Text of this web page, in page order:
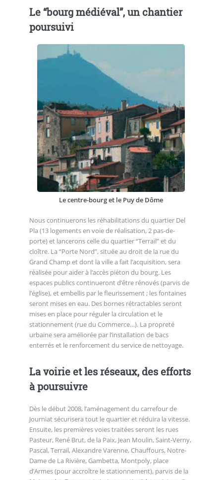
Le “bourg médiéval”, un chantier
poursuivi
Le centre-bourg et le Puy de Dôme
Nous continuerons les réhabilitations du quartier Del
Pla (13 logements en voie de réalisation, 2 pas-de-
porte) et lancerons celle du quartier “Terrail” et du
cloître. La “Porte Nord”, située au droit de la rue du
Grand Champ et dont la ville a fait l’acquisition, sera
réalisée pour aider à l’accès piéton du bourg. Les
espaces publics continueront d’être rénovés (parvis de
l’église), et embellis par le fleurissement ; les fontaines
seront mises en eau. Des bornes rétractables seront
mises en place pour réguler la circulation et le
stationnement (rue du Commerce…). La propreté
urbaine sera améliorée par l’installation de bacs
enterrés et le renforcement du service de nettoyage.
La voirie et les réseaux, des efforts
à poursuivre
Dès le début 2008, l’aménagement du carrefour de
Journiat sécurisera tout le quartier et réduira la vitesse.
Ensuite, les premières voies traitées seront les rues
Pasteur, René Brut, de la Paix, Jean Moulin, Saint-Verny,
Pascal, Terrail, Alexandre Varenne, Chauffours, Notre-
Dame de La Rivière, Gambetta, Montpoly, place
d’Armes (pour accroître le stationnement), parvis de la